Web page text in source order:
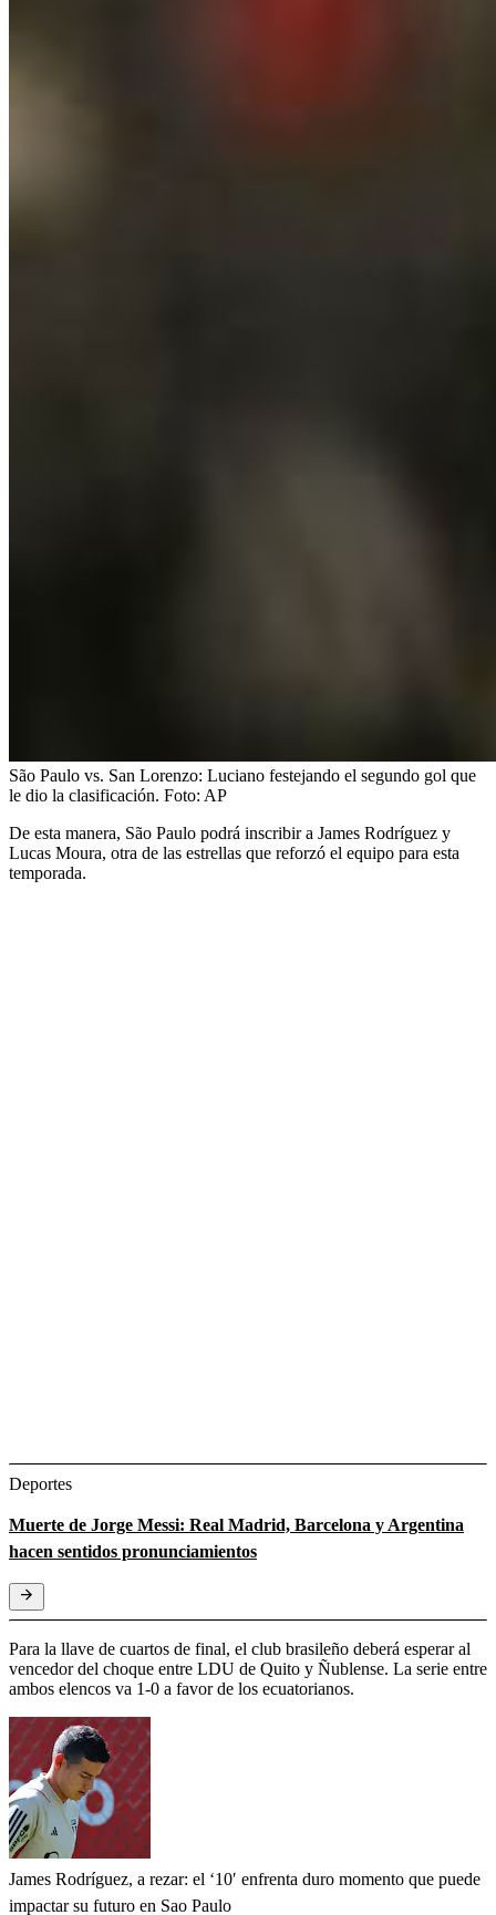
São Paulo vs. San Lorenzo: Luciano festejando el segundo gol que
le dio la clasificación. Foto: AP
De esta manera, São Paulo podrá inscribir a James Rodríguez y
Lucas Moura, otra de las estrellas que reforzó el equipo para esta
temporada.
Deportes
Muerte de Jorge Messi: Real Madrid, Barcelona y Argentina
hacen sentidos pronunciamientos
Para la llave de cuartos de final, el club brasileño deberá esperar al
vencedor del choque entre LDU de Quito y Ñublense. La serie entre
ambos elencos va 1-0 a favor de los ecuatorianos.
James Rodríguez, a rezar: el ‘10′ enfrenta duro momento que puede
impactar su futuro en Sao Paulo